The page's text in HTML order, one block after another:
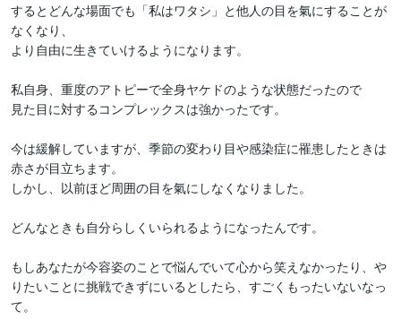
するとどんな場面でも「私はワタシ」と他人の目を氣にすることが
なくなり、
より自由に生きていけるようになります。
私自身、重度のアトピーで全身ヤケドのような状態だったので
見た目に対するコンプレックスは強かったです。
今は緩解していますが、季節の変わり目や感染症に罹患したときは
赤さが目立ちます。
しかし、以前ほど周囲の目を氣にしなくなりました。
どんなときも自分らしくいられるようになったんです。
もしあなたが今容姿のことで悩んでいて心から笑えなかったり、や
りたいことに挑戦できずにいるとしたら、すごくもったいないなっ
て。